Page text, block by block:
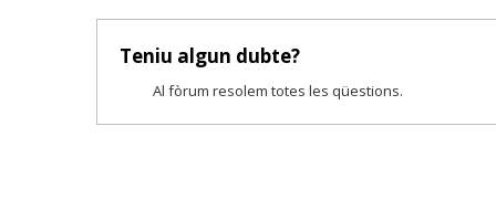
Teniu algun dubte?
Al fòrum resolem totes les qüestions.